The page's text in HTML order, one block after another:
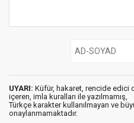
UYARI: Küfür, hakaret, rencide edici
içeren, imla kuralları ile yazılmamış,
Türkçe karakter kullanılmayan ve
onaylanmamaktadır.